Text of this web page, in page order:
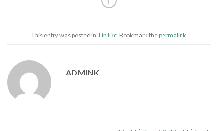
This entry was posted in Tin tức. Bookmark thepermalink.
ADMINK